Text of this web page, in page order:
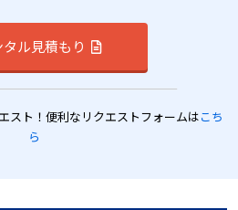
ル見積もり
スト！便利なリクエストフォームはこち
ら